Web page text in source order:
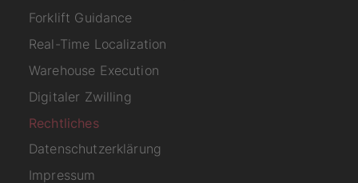
Forklift Guidance
Real-Time Localization
Warehouse Execution
Digitaler Zwilling
Rechtliches
Datenschutzerklärung
Impressum